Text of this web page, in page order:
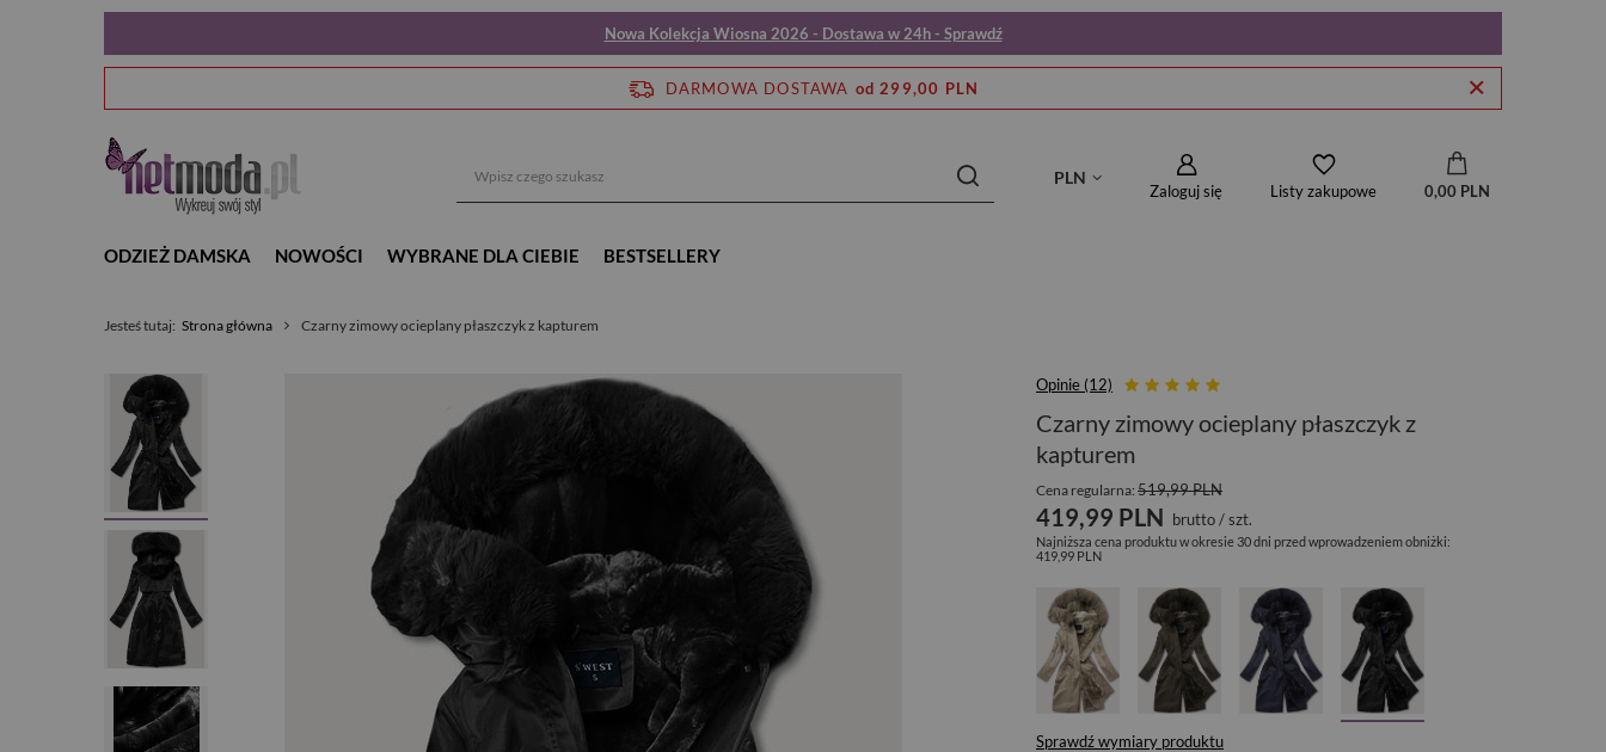
Nowa Kolekcja Wiosna 2026 - Dostawa w 24h - Sprawdź
DARMOWA DOSTAWA od 299,00 PLN
PLN
Zaloguj się Listy zakupowe 0,00 PLN
ODZIEŻ DAMSKA NOWOŚCI WYBRANE DLA CIEBIE BESTSELLERY
Jesteś tutaj: Strona główna Czarny zimowy ocieplany płaszczyk z kapturem
Opinie (12)
Czarny zimowy ocieplany płaszczyk z
kapturem
Cena regularna:519,99 PLN
419,99 PLN brutto/szt.
Najniższa cena produktu w okresie 30 dni przed wprowadzeniem obniżki:
419,99 PLN
Sprawdź wymiary produktu